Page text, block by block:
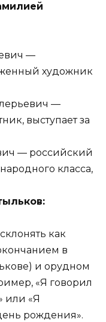
—
художник
—
выступает за
— российский
класса,
как
в
и орудном
«Я говорил
или «Я
рождения».